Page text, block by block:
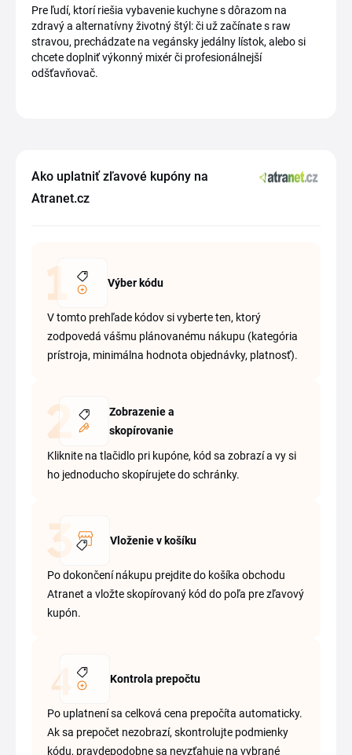
Pre ľudí, ktorí riešia vybavenie kuchyne s dôrazom na
zdravý a alternatívny životný štýl: či už začínate s raw
stravou, prechádzate na vegánsky jedálny lístok, alebo si
chcete doplniť výkonný mixér či profesionálnejší
odšťavňovač.
Ako uplatniť zľavové kupóny na
Atranet.cz
Výber kódu
V tomto prehľade kódov si vyberte ten, ktorý
zodpovedá vášmu plánovanému nákupu (kategória
prístroja, minimálna hodnota objednávky, platnosť).
Zobrazenie a
skopírovanie
Kliknite na tlačidlo pri kupóne, kód sa zobrazí a vy si
ho jednoducho skopírujete do schránky.
Vloženie v košíku
Po dokončení nákupu prejdite do košíka obchodu
Atranet a vložte skopírovaný kód do poľa pre zľavový
kupón.
Kontrola prepočtu
Po uplatnení sa celková cena prepočíta automaticky.
Ak sa prepočet nezobrazí, skontrolujte podmienky
kódu, pravdepodobne sa nevzťahuje na vybrané